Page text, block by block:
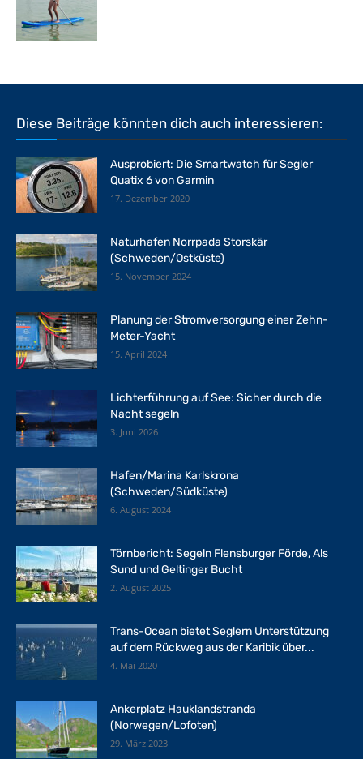
Diese Beiträge könnten dich auch interessieren:
Ausprobiert: Die Smartwatch für Segler
Quatix 6 von Garmin
17. Dezember 2020
Naturhafen Norrpada Storskär
(Schweden/Ostküste)
15. November 2024
Planung der Stromversorgung einer Zehn-
Meter-Yacht
15. April 2024
Lichterführung auf See: Sicher durch die
Nacht segeln
3. Juni 2026
Hafen/Marina Karlskrona
(Schweden/Südküste)
6. August 2024
Törnbericht: Segeln Flensburger Förde, Als
Sund und Geltinger Bucht
2. August 2025
Trans-Ocean bietet Seglern Unterstützung
auf dem Rückweg aus der Karibik über...
4. Mai 2020
Ankerplatz Hauklandstranda
(Norwegen/Lofoten)
29. März 2023